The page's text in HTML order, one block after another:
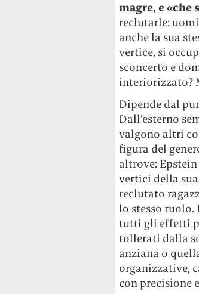
magre, e «che
reclutarle:
anche la sua
vertice, si
sconcerto e
interiorizzato?
Dipende dal
Dall’esterno
valgono altri
figura del
altrove:
vertici della
reclutato
lo stesso ruolo.
tutti gli effetti
tollerati dalla
anziana o
organizzative,
con precisione